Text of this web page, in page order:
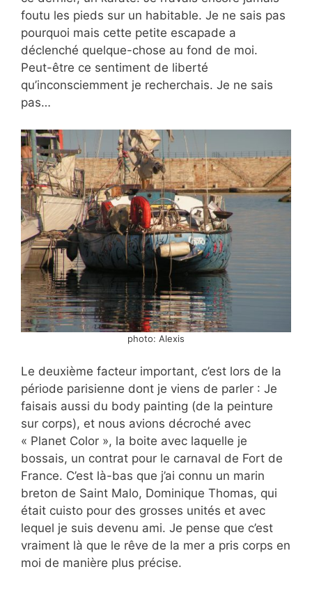
foutu les pieds sur un habitable. Je ne sais pas
pourquoi mais cette petite escapade a
déclenché quelque-chose au fond de moi.
Peut-être ce sentiment de liberté
qu’inconsciemment je recherchais. Je ne sais
pas…
photo: Alexis
Le deuxième facteur important, c’est lors de la
période parisienne dont je viens de parler : Je
faisais aussi du body painting (de la peinture
sur corps), et nous avions décroché avec
« Planet Color », la boite avec laquelle je
bossais, un contrat pour le carnaval de Fort de
France. C’est là-bas que j’ai connu un marin
breton de Saint Malo, Dominique Thomas, qui
était cuisto pour des grosses unités et avec
lequel je suis devenu ami. Je pense que c’est
vraiment là que le rêve de la mer a pris corps en
moi de manière plus précise.